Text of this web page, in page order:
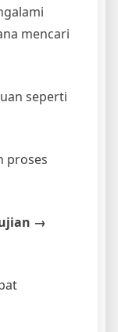
mencari
seperti
proses
→